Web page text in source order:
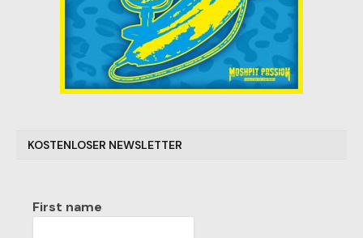
KOSTENLOSER NEWSLETTER
First name